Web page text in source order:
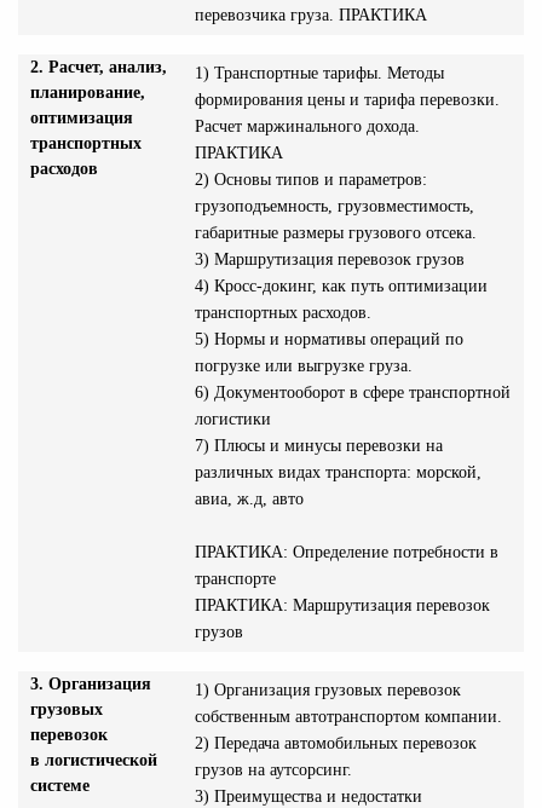
перевозчика груза. ПРАКТИКА
2. Расчет, анализ,
планирование,
оптимизация
транспортных
расходов
1) Транспортные тарифы. Методы
формирования цены и тарифа перевозки.
Расчет маржинального дохода.
ПРАКТИКА
2) Основы типов и параметров:
грузоподъемность, грузовместимость,
габаритные размеры грузового отсека.
3) Маршрутизация перевозок грузов
4) Кросс-докинг, как путь оптимизации
транспортных расходов.
5) Нормы и нормативы операций по
погрузке или выгрузке груза.
6) Документооборот в сфере транспортной
логистики
7) Плюсы и минусы перевозки на
различных видах транспорта: морской,
авиа, ж.д, авто
ПРАКТИКА: Определение потребности в
транспорте
ПРАКТИКА: Маршрутизация перевозок
грузов
3. Организация
грузовых
перевозок
в логистической
системе
1) Организация грузовых перевозок
собственным автотранспортом компании.
2) Передача автомобильных перевозок
грузов на аутсорсинг.
3) Преимущества и недостатки